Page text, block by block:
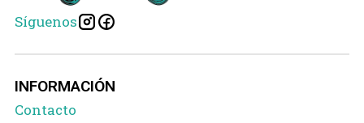
Síguenos
INFORMACIÓN
Contacto